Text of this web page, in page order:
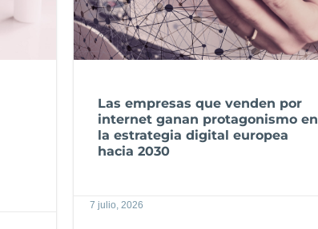
Las empresas que venden por
internet ganan protagonismo en
la estrategia digital europea
hacia 2030
7 julio, 2026